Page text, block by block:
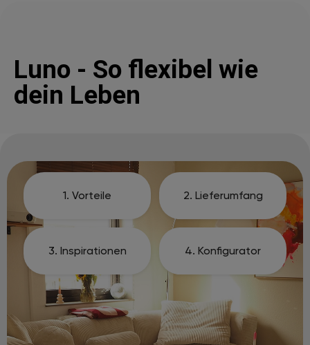
Luno - So flexibel wie
dein Leben
1. Vorteile 2. Lieferumfang
3. Inspirationen 4. Konfigurator